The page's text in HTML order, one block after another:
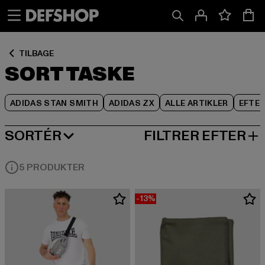
TILBAGE
SORT TASKE
ADIDAS STAN SMITH ADIDAS ZX ALLE ARTIKLER
SORTÉR
MEST POPULÆRE FILTRER EFTER
5 PRODUKTER
-13%